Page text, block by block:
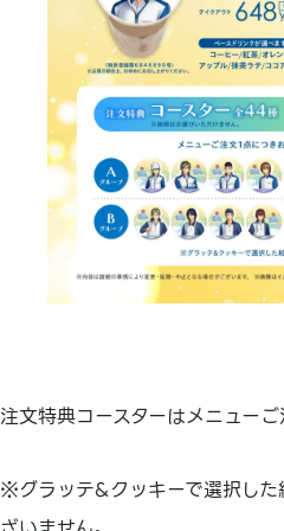
注文特典コースターはメニュー
※グラッテ&クッキーで選択し